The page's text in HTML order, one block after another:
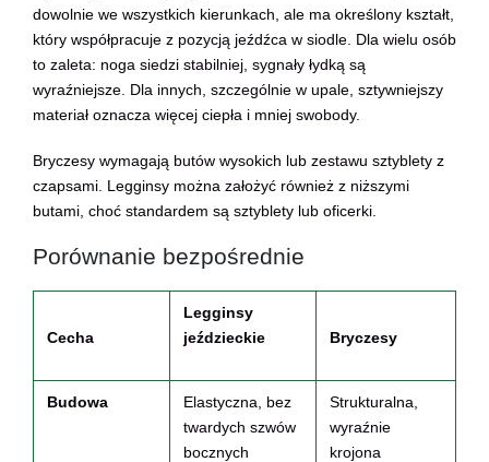
dowolnie we wszystkich kierunkach, ale ma określony kształt,
który współpracuje z pozycją jeźdźca w siodle. Dla wielu osób
to zaleta: noga siedzi stabilniej, sygnały łydką są
wyraźniejsze. Dla innych, szczególnie w upale, sztywniejszy
materiał oznacza więcej ciepła i mniej swobody.
Bryczesy wymagają butów wysokich lub zestawu sztyblety z
czapsami. Legginsy można założyć również z niższymi
butami, choć standardem są sztyblety lub oficerki.
Porównanie bezpośrednie
Cecha
Legginsy
jeździeckie
Bryczesy
Budowa
Elastyczna, bez
twardych szwów
bocznych
Strukturalna,
wyraźnie
krojona